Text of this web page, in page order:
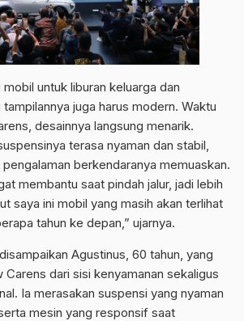
untuk liburan keluarga dan
tampilannya juga harus modern. Waktu
desainnya langsung menarik.
terasa nyaman dan stabil,
berkendaranya memuaskan.
membantu saat pindah jalur, jadi lebih
saya ini mobil yang masih akan terlihat
tahun ke depan,” ujarnya.
Agustinus, 60 tahun, yang
Carens dari sisi kenyamanan sekaligus
Ia merasakan suspensi yang nyaman
mesin yang responsif saat